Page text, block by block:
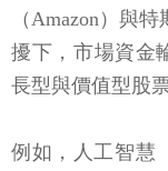
（Amazon）與
擾下，市場資金
長型與價值型股票
例如，人工智慧